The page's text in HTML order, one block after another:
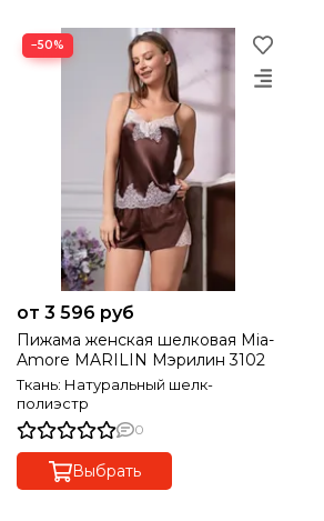
−50%
от 3 596 руб
Пижама женская шелковая Mia-
Amore MARILIN Мэрилин 3102
Ткань: Натуральный шелк-
полиэстр
0
Выбрать